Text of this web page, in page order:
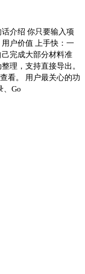
介绍 你只要输入项
户价值 上手快：一
完成大部分材料准
理，支持直接导出。
看。 用户最关心的功
、Go